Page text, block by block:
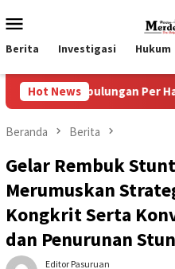
ke
kontenMobile
Berita Investigasi Hukum
Hot News
Per Hari Sabtu
Beranda Berita
Gelar Rembuk
Merumuskan
Kongkrit Serta
dan Penurunan
Editor Pasuruan